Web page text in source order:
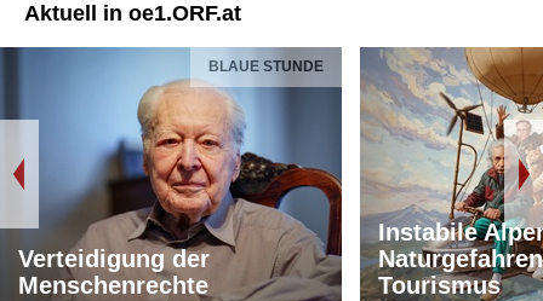
Aktuell in oe1.ORF.at
BLAUE STUNDE
Verteidigung der
Menschenrechte
Instabile
Tourismus